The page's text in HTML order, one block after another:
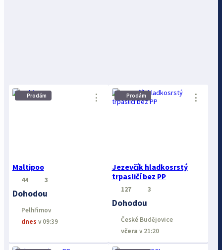
Prodám
Maltipoo
⋮
44 3
Dohodou
Pelhřimov
dnes v 09:39
Prodám
Jezevčík hladkosrstý
trpasličí bez PP
⋮
127 3
Dohodou
České Budějovice
včera v 21:20